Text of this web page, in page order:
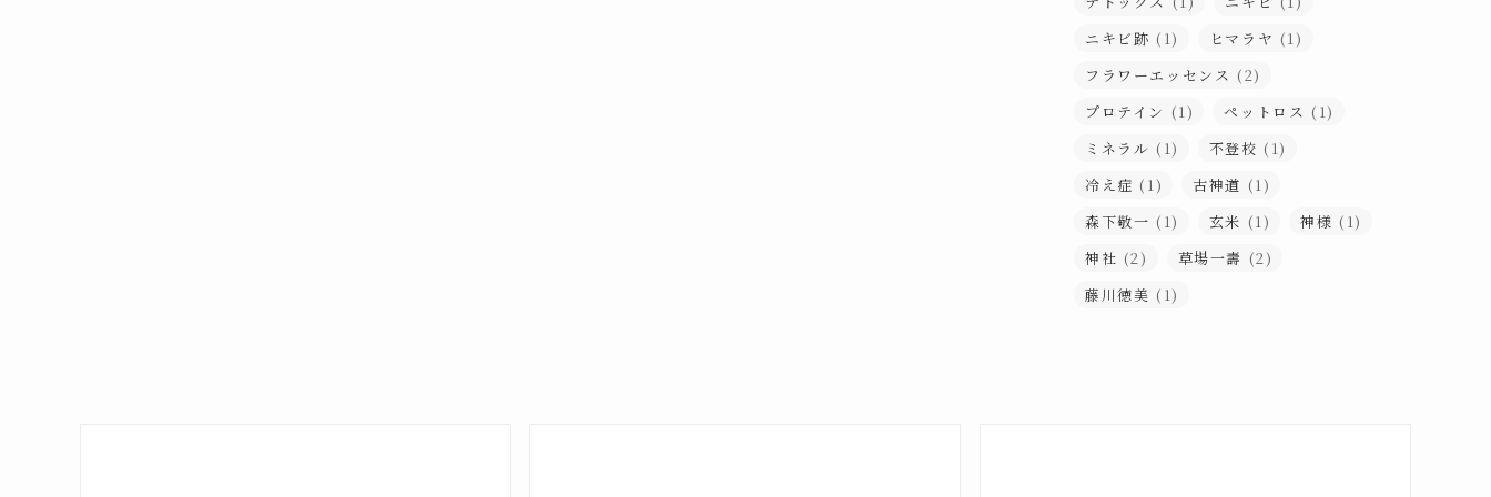
ニキビ跡 (1) ヒマラヤ (1)
フラワーエッセンス (2)
プロテイン (1) ペットロス (1)
ミネラル (1) 不登校 (1)
冷え症 (1) 古神道 (1)
森下敬一 (1) 玄米 (1) 神様 (1)
神社 (2) 草場一壽 (2)
藤川徳美 (1)